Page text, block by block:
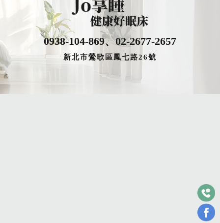
0938-104-869、02-2677-2657
新北市鶯歌區鳳七路26號